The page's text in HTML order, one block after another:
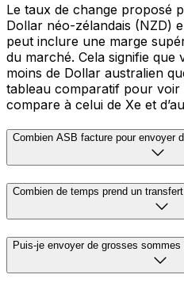
Le taux de change proposé
Dollar néo-zélandais (NZD)
peut inclure une marge
du marché. Cela signifie
moins de Dollar australien
tableau comparatif pour
compare à celui de Xe et
Combien ASB facture pour envoyer
Combien de temps prend un
Puis-je envoyer de grosses